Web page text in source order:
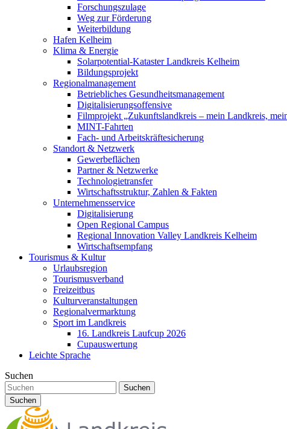
Forschungszulage
Weg zur Förderung
Weiterbildung
Hafen Kelheim
Klima & Energie
Solarpotential-Kataster Landkreis Kelheim
Bildungsprojekt
Regionalmanagement
Betriebliches Gesundheitsmanagement
Digitalisierungsoffensive
Filmprojekt „Zukunftslandkreis – mein Landkreis,
MINT-Fahrten
Fach- und Arbeitskräftesicherung
Standort & Netzwerk
Gewerbeflächen
Partner & Netzwerke
Technologietransfer
Wirtschaftsstruktur, Zahlen & Fakten
Unternehmensservice
Digitalisierung
Open Regional Campus
Regional Innovation Valley Landkreis Kelheim
Wirtschaftsempfang
Tourismus & Kultur
Urlaubsregion
Tourismusverband
Freizeitbus
Kulturveranstaltungen
Regionalvermarktung
Sport im Landkreis
16. Landkreis Laufcup 2026
Cupauswertung
Leichte Sprache
Suchen
Suchen
Suchen